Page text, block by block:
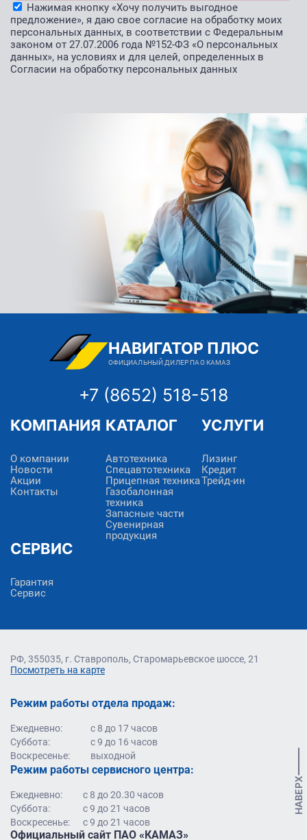
Нажимая кнопку «Хочу получить выгодное
предложение», я даю свое согласие на обработку моих
персональных данных, в соответствии с Федеральным
законом от 27.07.2006 года №152-ФЗ «О персональных
данных», на условиях и для целей, определенных в
Согласии на обработку персональных данных
НАВИГАТОР ПЛЮС
ОФИЦИАЛЬНЫЙ ДИЛЕР ПАО КАМАЗ
+7 (8652) 518-518
КОМПАНИЯ
О компании
Новости
Акции
Контакты
КАТАЛОГ
Автотехника
Спецавтотехника
Прицепная техника
Газобалонная
техника
Запасные части
Сувенирная
продукция
УСЛУГИ
Лизинг
Кредит
Трейд-ин
СЕРВИС
Гарантия
Сервис
РФ, 355035, г. Ставрополь, Старомарьевское шоссе, 21
Посмотреть на карте
Режим работы отдела продаж:
Ежедневно:
с 8 до 17 часов
Суббота:
с 9 до 16 часов
Воскресенье:
выходной
Режим работы сервисного центра:
Ежедневно:
с 8 до 20.30 часов
Суббота:
с 9 до 21 часов
Воскресенье:
с 9 до 21 часов
Официальный сайт ПАО «КАМАЗ»
НАВЕРХ